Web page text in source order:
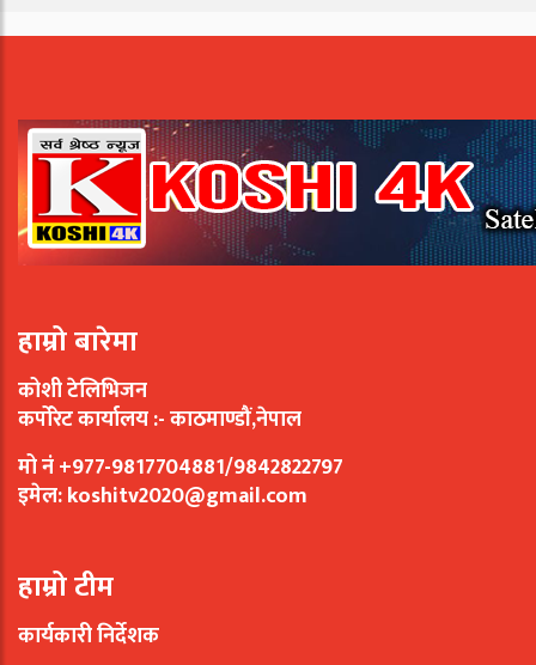
हाम्रो बारेमा
कोशी टेलिभिजन
कर्पोरेट कार्यालय :- काठमाण्डौं,नेपाल
मो नं +977-9817704881/9842822797
इमेल:koshitv2020@gmail.com
हाम्रो टीम
कार्यकारी निर्देशक